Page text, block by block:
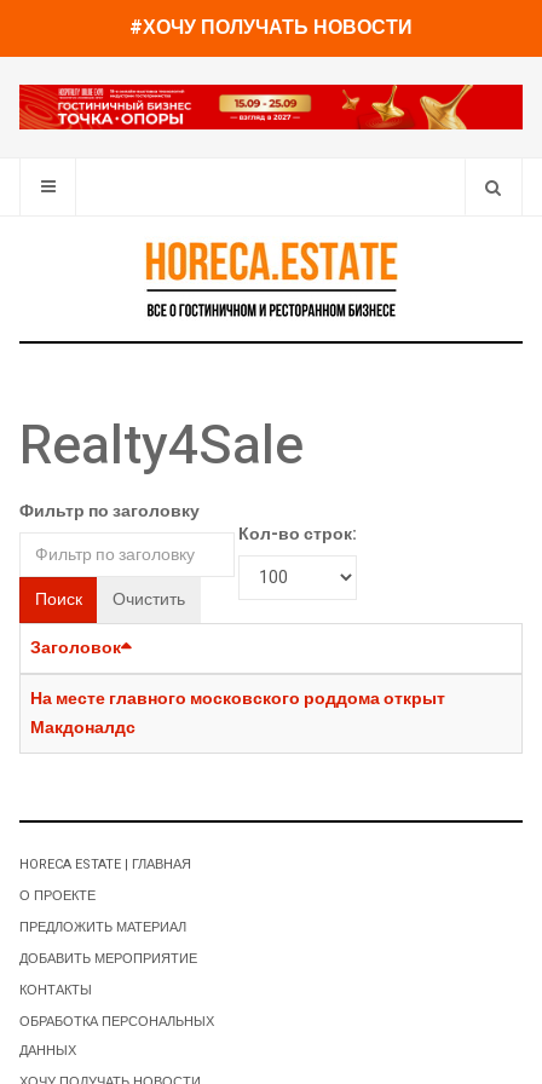
#ХОЧУ ПОЛУЧАТЬ НОВОСТИ
Realty4Sale
Фильтр по заголовку
Поиск Очистить
Кол-во строк:
Заголовок
На месте главного московского роддома открыт
Макдоналдс
HORECA ESTATE | ГЛАВНАЯ
О ПРОЕКТЕ
ПРЕДЛОЖИТЬ МАТЕРИАЛ
ДОБАВИТЬ МЕРОПРИЯТИЕ
КОНТАКТЫ
ОБРАБОТКА ПЕРСОНАЛЬНЫХ
ДАННЫХ